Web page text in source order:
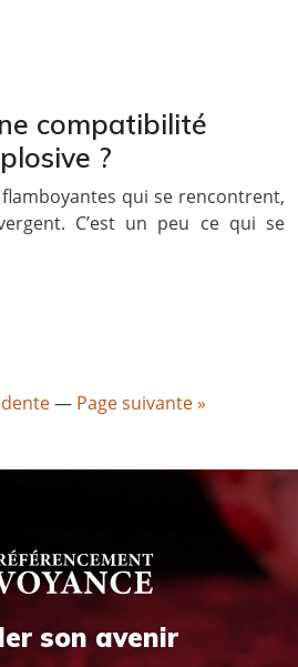
compatibilité
?
qui se rencontrent,
C’est un peu ce qui se
— Page suivante »
son avenir